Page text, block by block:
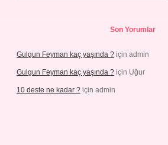
Son Yorumlar
Gulgun Feyman kaç yaşında ? için admin
Gulgun Feyman kaç yaşında ? için Uğur
10 deste ne kadar ? için admin